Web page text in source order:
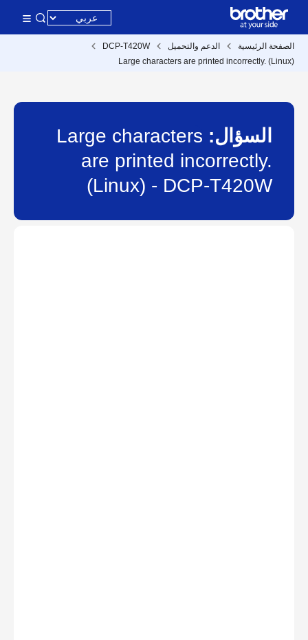
الصفحة الرئيسية الدعم والتحميل
DCP-T420W
Large characters are printed incorrectly. (Linux)
السؤال:
Large characters
are printed incorrectly.
(Linux) - DCP-T420W